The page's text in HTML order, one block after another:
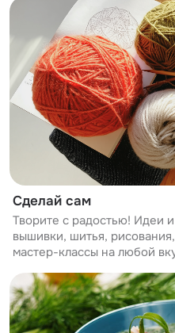
Сделай сам
Творите с радостью! Идеи
вышивки, шитья,
мастер-классы на любой